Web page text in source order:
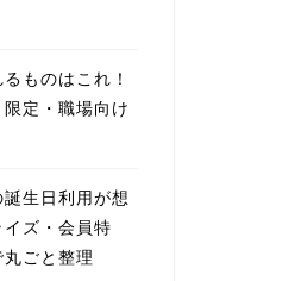
ものはこれ！
定・職場向け
生日利用が想
ズ・会員特
ごと整理